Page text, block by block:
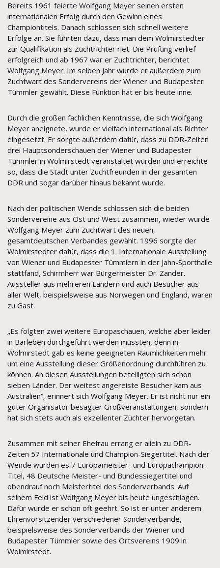
Bereits 1961 feierte Wolfgang Meyer seinen ersten
internationalen Erfolg durch den Gewinn eines
Championtitels. Danach schlossen sich schnell weitere
Erfolge an. Sie führten dazu, dass man dem Wolmirstedter
zur Qualifikation als Zuchtrichter riet. Die Prüfung verlief
erfolgreich und ab 1967 war er Zuchtrichter, berichtet
Wolfgang Meyer. Im selben Jahr wurde er außerdem zum
Zuchtwart des Sondervereins der Wiener und Budapester
Tümmler gewählt. Diese Funktion hat er bis heute inne.
Durch die großen fachlichen Kenntnisse, die sich Wolfgang
Meyer aneignete, wurde er vielfach international als Richter
eingesetzt. Er sorgte außerdem dafür, dass zu DDR-Zeiten
drei Hauptsonderschauen der Wiener und Budapester
Tümmler in Wolmirstedt veranstaltet wurden und erreichte
so, dass die Stadt unter Zuchtfreunden in der gesamten
DDR und sogar darüber hinaus bekannt wurde.
Nach der politischen Wende schlossen sich die beiden
Sondervereine aus Ost und West zusammen, wieder wurde
Wolfgang Meyer zum Zuchtwart des neuen,
gesamtdeutschen Verbandes gewählt. 1996 sorgte der
Wolmirstedter dafür, dass die 1. Internationale Ausstellung
von Wiener und Budapester Tümmlern in der Jahn-Sporthalle
stattfand, Schirmherr war Bürgermeister Dr. Zander.
Aussteller aus mehreren Ländern und auch Besucher aus
aller Welt, beispielsweise aus Norwegen und England, waren
zu Gast.
„Es folgten zwei weitere Europaschauen, welche aber leider
in Barleben durchgeführt werden mussten, denn in
Wolmirstedt gab es keine geeigneten Räumlichkeiten mehr
um eine Ausstellung dieser Größenordnung durchführen zu
können. An diesen Ausstellungen beteiligten sich schon
sieben Länder. Der weitest angereiste Besucher kam aus
Australien“, erinnert sich Wolfgang Meyer. Er ist nicht nur ein
guter Organisator besagter Großveranstaltungen, sondern
hat sich stets auch als exzellenter Züchter hervorgetan.
Zusammen mit seiner Ehefrau errang er allein zu DDR-
Zeiten 57 Internationale und Champion-Siegertitel. Nach der
Wende wurden es 7 Europameister- und Europachampion-
Titel, 48 Deutsche Meister- und Bundessiegertitel und
obendrauf noch Meistertitel des Sonderverbands. Auf
seinem Feld ist Wolfgang Meyer bis heute ungeschlagen.
Dafür wurde er schon oft geehrt. So ist er unter anderem
Ehrenvorsitzender verschiedener Sonderverbände,
beispielsweise des Sonderverbands der Wiener und
Budapester Tümmler sowie des Ortsvereins 1909 in
Wolmirstedt.